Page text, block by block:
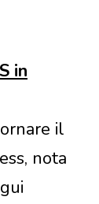
in
il
nota